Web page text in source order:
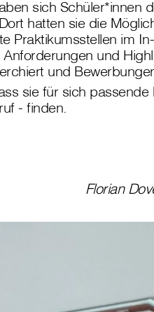
sich Schüler*innen
hatten sie die
Praktikumsstellen im
und
und
sie für sich
- finden.
Florian